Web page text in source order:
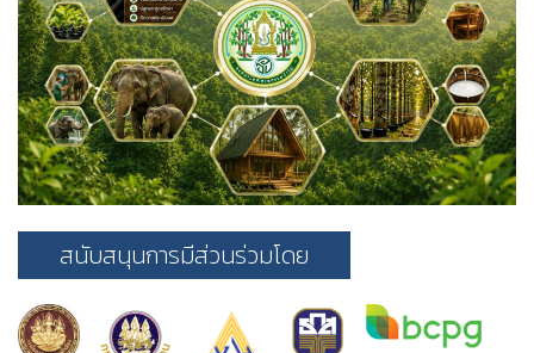
สนับสนุนการมีส่วนร่วมโดย